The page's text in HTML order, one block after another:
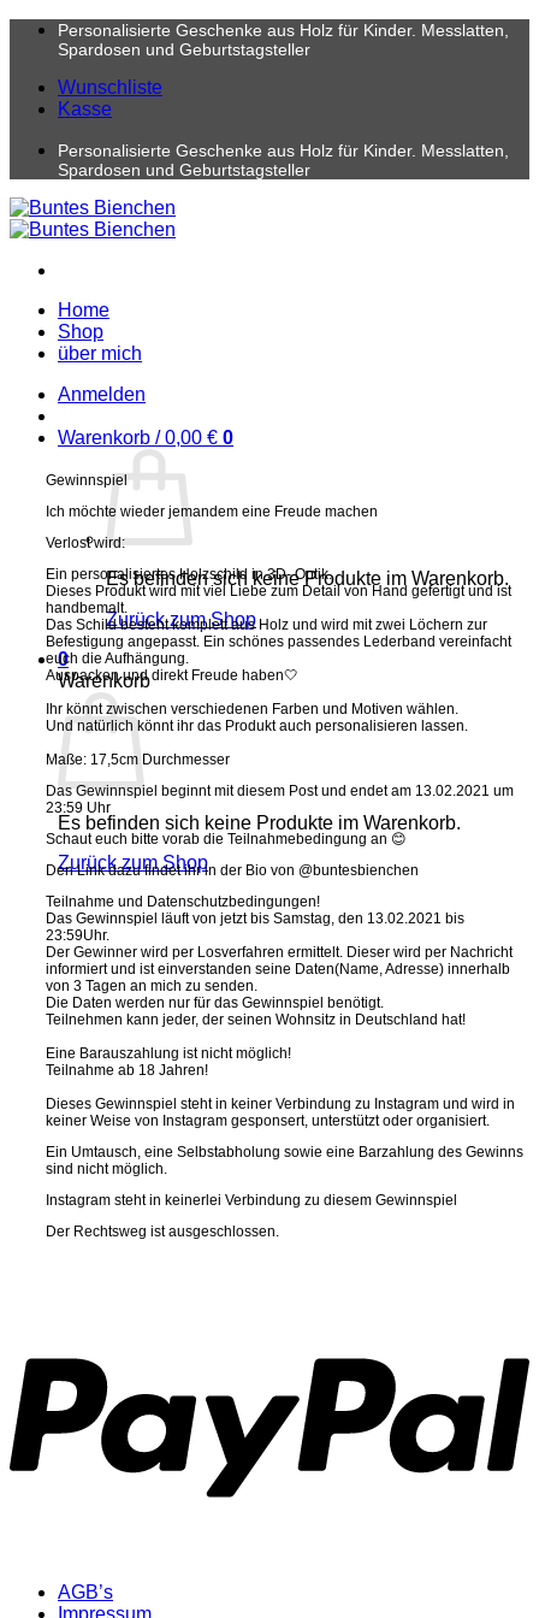
Zum
Personalisierte Geschenke aus Holz für Kinder. Messlatten,
Spardosen und Geburtstagsteller
Wunschliste
Kasse
Personalisierte Geschenke aus Holz für Kinder. Messlatten,
Spardosen und Geburtstagsteller
Home
Shop
über mich
Anmelden
Warenkorb /0,00 € 0
Es befinden sich keine Produkte im Warenkorb.
Zurück zum Shop
0
Warenkorb
Es befinden sich keine Produkte im Warenkorb.
Zurück zum Shop
Gewinnspiel
Ich möchte wieder jemandem eine Freude machen
Verlost wird:
Ein personalisiertes Holzschild in 3D- Optik.
Dieses Produkt wird mit viel Liebe zum Detail von Hand gefertigt und ist
handbemalt.
Das Schild besteht komplett aus Holz und wird mit zwei Löchern zur
Befestigung angepasst. Ein schönes passendes Lederband vereinfacht
euch die Aufhängung.
Auspacken und direkt Freude haben🤍
Ihr könnt zwischen verschiedenen Farben und Motiven wählen.
Und natürlich könnt ihr das Produkt auch personalisieren lassen.
Maße: 17,5cm Durchmesser
Das Gewinnspiel beginnt mit diesem Post und endet am 13.02.2021 um
23:59 Uhr
Schaut euch bitte vorab die Teilnahmebedingung an 😊
Den Link dazu findet ihr in der Bio von @buntesbienchen
Teilnahme und Datenschutzbedingungen!
Das Gewinnspiel läuft von jetzt bis Samstag, den 13.02.2021 bis
23:59Uhr.
Der Gewinner wird per Losverfahren ermittelt. Dieser wird per Nachricht
informiert und ist einverstanden seine Daten(Name, Adresse) innerhalb
von 3 Tagen an mich zu senden.
Die Daten werden nur für das Gewinnspiel benötigt.
Teilnehmen kann jeder, der seinen Wohnsitz in Deutschland hat!
Eine Barauszahlung ist nicht möglich!
Teilnahme ab 18 Jahren!
Dieses Gewinnspiel steht in keiner Verbindung zu Instagram und wird in
keiner Weise von Instagram gesponsert, unterstützt oder organisiert.
Ein Umtausch, eine Selbstabholung sowie eine Barzahlung des Gewinns
sind nicht möglich.
Instagram steht in keinerlei Verbindung zu diesem Gewinnspiel
Der Rechtsweg ist ausgeschlossen.
AGB’s
Impressum